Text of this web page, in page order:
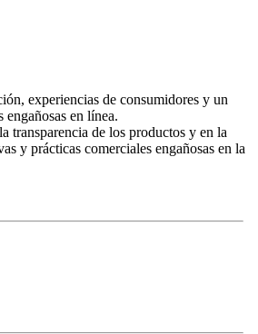
experiencias de consumidores y un
en línea.
transparencia de los productos y en la
y prácticas comerciales engañosas en la